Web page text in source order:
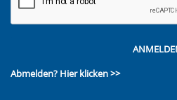
Abmelden? Hier klicken >>